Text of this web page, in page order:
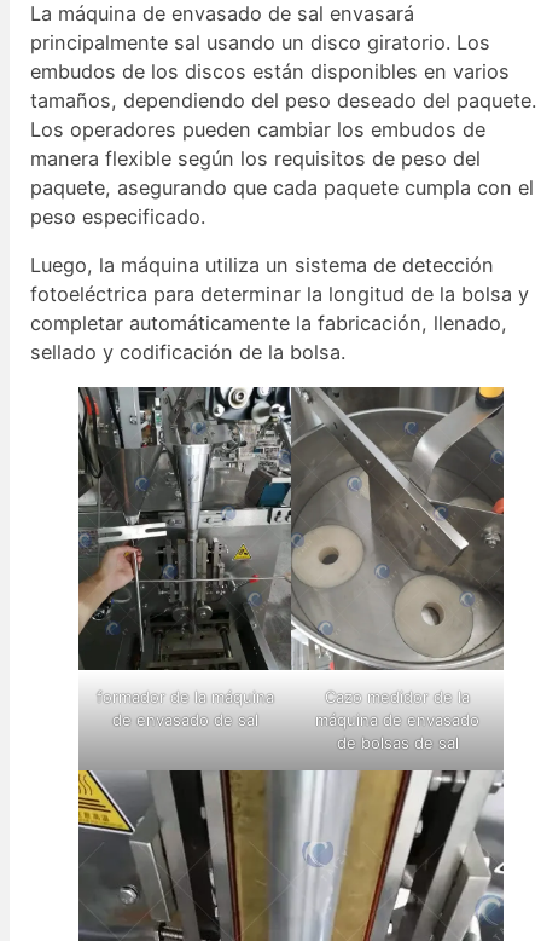
La máquina de envasado de sal envasará
principalmente sal usando un disco giratorio. Los
embudos de los discos están disponibles en varios
tamaños, dependiendo del peso deseado del paquete.
Los operadores pueden cambiar los embudos de
manera flexible según los requisitos de peso del
paquete, asegurando que cada paquete cumpla con el
peso especificado.
Luego, la máquina utiliza un sistema de detección
fotoeléctrica para determinar la longitud de la bolsa y
completar automáticamente la fabricación, llenado,
sellado y codificación de la bolsa.
formador de la máquina
de envasado de sal
Cazo medidor de la
máquina de envasado
de bolsas de sal